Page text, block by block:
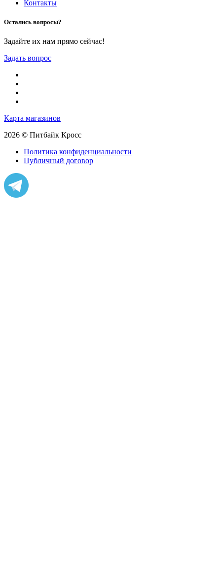
Контакты
Остались вопросы?
Задайте их нам прямо сейчас!
Задать вопрос
Карта магазинов
2026 © Питбайк Кросс
Политика конфиденциальности
Публичный договор